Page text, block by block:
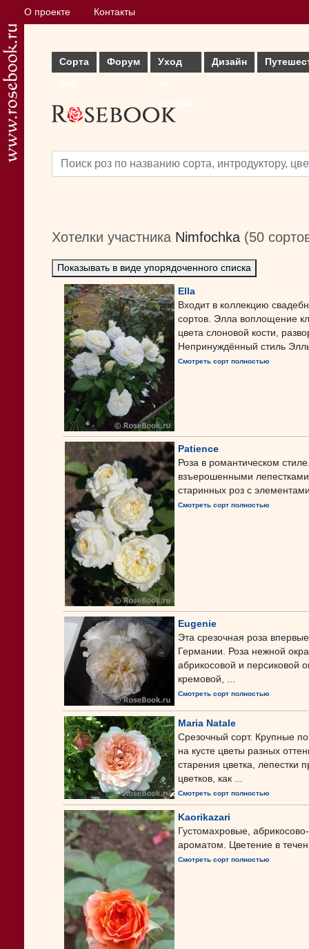
О проекте Контакты
Сорта
Форум
Уход
Дизайн
Хотелки участника Nimfochka (50
Показывать в виде упорядоченного списка
Ella
Входит в коллекцию
сортов. Элла воплощение
цвета слоновой кости,
Непринуждённый стиль
Смотреть сорт полностью
Patience
Роза в романтическом
взъерошенными
старинных роз с
Смотреть сорт полностью
Eugenie
Эта срезочная роза
Германии. Роза нежной
абрикосовой и персиковой
кремовой, ...
Смотреть сорт полностью
Maria Natale
Срезочный сорт. Крупные
на кусте цветы разных
старения цветка, лепестки
цветков, как ...
Смотреть сорт полностью
Kaorikazari
Густомахровые,
ароматом. Цветение в
Смотреть сорт полностью